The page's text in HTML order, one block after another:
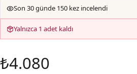
Son 30 günde 150 kez incelendi
Yalnızca 1 adet kaldı
₺4.080